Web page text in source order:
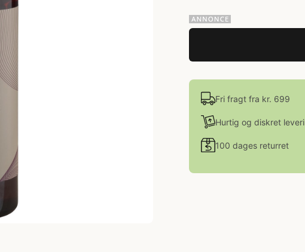
Fri fragt fra kr. 699
Hurtig og diskret
100 dages returret